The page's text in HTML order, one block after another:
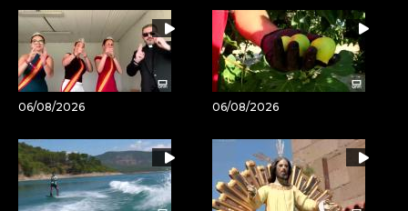
06/08/2026 06/08/2026